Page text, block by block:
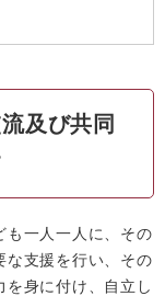
及び共同
一人一人に、その
な支援を行い、その
身に付け、自立し